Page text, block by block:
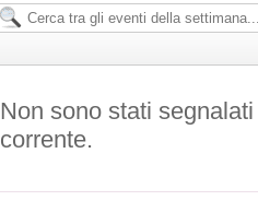
Non sono stati
corrente.